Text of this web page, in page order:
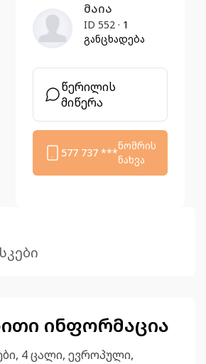
მაია
ID 552 · 1
განცხადება
წერილის
მიწერა
577 737 ***
ნომრის
ნახვა
ინფორმაცია
4 ცალი, ევროპული,